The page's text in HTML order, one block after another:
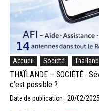
Accueil Société
THAÏLANDE – SOCIÉTÉ :
c’est possible ?
Date de publication : 20/02/2025